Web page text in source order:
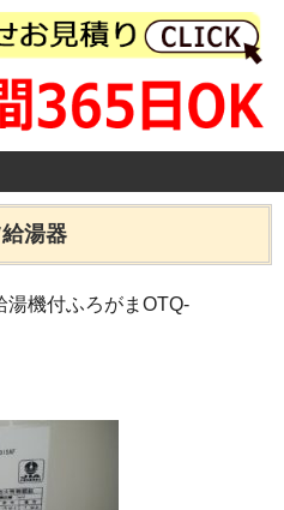
湯器
湯機付ふろがまOTQ-